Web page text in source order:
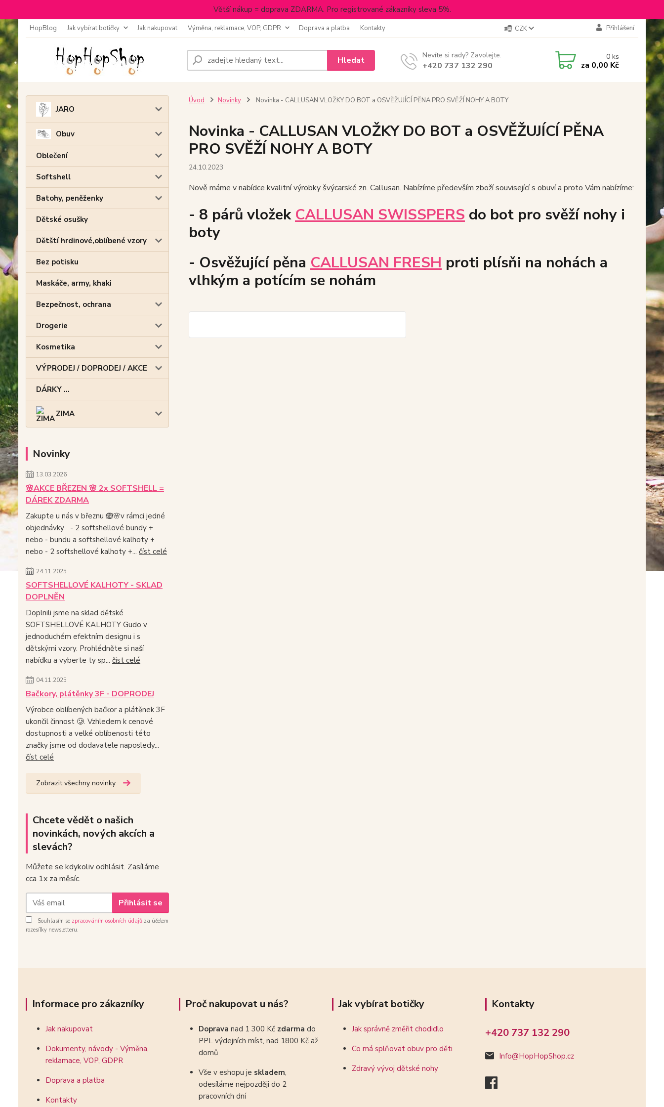
Větší nákup = doprava ZDARMA. Pro registrované zákazníky sleva 5%.
HopBlog Jak vybírat botičky Jak nakupovat Výměna, reklamace, VOP, GDPR Doprava a platba Kontakty CZK Přihlášení
Hledat Nevíte si rady? Zavolejte.
+420 737 132 290
0ks
za 0,00 Kč
JARO
Obuv
Oblečení
Softshell
Batohy, peněženky
Dětské osušky
Dětští hrdinové,oblíbené vzory
Bez potisku
Maskáče, army, khaki
Bezpečnost, ochrana
Drogerie
Kosmetika
VÝPRODEJ / DOPRODEJ / AKCE
DÁRKY ...
ZIMA
Novinky
13.03.2026
🌸AKCE BŘEZEN 🌸 2x SOFTSHELL =
DÁREK ZDARMA
Zakupte u nás v březnu 🪺🌸v rámci jedné
objednávky - 2 softshellové bundy +
nebo - bundu a softshellové kalhoty +
nebo - 2 softshellové kalhoty +... číst celé
24.11.2025
SOFTSHELLOVÉ KALHOTY - SKLAD
DOPLNĚN
Doplnili jsme na sklad dětské
SOFTSHELLOVÉ KALHOTY Gudo v
jednoduchém efektním designu i s
dětskými vzory. Prohlédněte si naší
nabídku a vyberte ty sp... číst celé
04.11.2025
Bačkory, plátěnky 3F - DOPRODEJ
Výrobce oblíbených bačkor a plátěnek 3F
ukončil činnost 🥲. Vzhledem k cenové
dostupnosti a velké oblíbenosti této
značky jsme od dodavatele naposledy...
číst celé
Zobrazit všechny novinky
Chcete vědět o našich
novinkách, nových akcích a
slevách?
Můžete se kdykoliv odhlásit. Zasíláme
cca 1x za měsíc.
Přihlásit se
Souhlasím se zpracováním osobních údajů za účelem
rozesílky newsletteru.
Úvod Novinky Novinka - CALLUSAN VLOŽKY DO BOT a OSVĚŽUJÍCÍ PĚNA PRO SVĚŽÍ NOHY A BOTY
Novinka - CALLUSAN VLOŽKY DO BOT a OSVĚŽUJÍCÍ PĚNA
PRO SVĚŽÍ NOHY A BOTY
24.10.2023
Nově máme v nabídce kvalitní výrobky švýcarské zn. Callusan. Nabízíme především zboží související s obuví a proto Vám nabízíme:
- 8 párů vložek CALLUSAN SWISSPERS do bot pro svěží nohy i
boty
- Osvěžující pěna CALLUSAN FRESH proti plísňi na nohách a
vlhkým a potícím se nohám
Informace pro zákazníky
Jak nakupovat
Dokumenty, návody - Výměna,
reklamace, VOP, GDPR
Doprava a platba
Kontakty
Proč nakupovat u nás?
Doprava nad 1 300 Kč zdarma do
PPL výdejních míst, nad 1800 Kč až
domů
Vše v eshopu je skladem,
odesíláme nejpozději do 2
pracovních dní
Jak vybírat botičky
Jak správně změřit chodidlo
Co má splňovat obuv pro děti
Zdravý vývoj dětské nohy
Kontakty
+420 737 132 290
Info@HopHopShop.cz